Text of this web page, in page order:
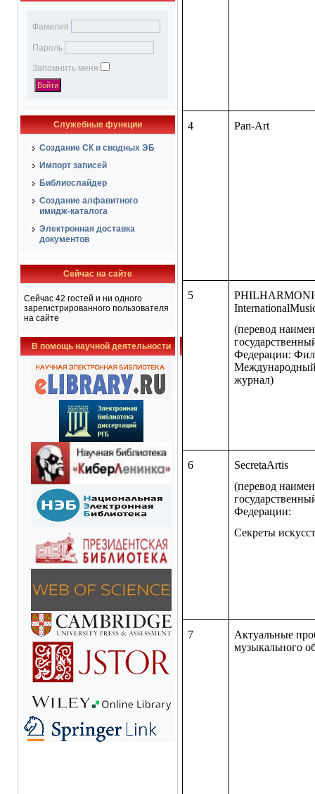
Фамилия
Пароль
Запомнить меня
Служебные функции
Создание СК и сводных ЭБ
Импорт записей
Библиослайдер
Создание алфавитного
имидж-каталога
Электронная доставка
документов
Сейчас на сайте
Сейчас 42 гостей и ни одного
зарегистрированного пользователя
на сайте
В помощь научной деятельности
4 Pan-Art
5
(перевод
Федерации:
журнал)
6
SecretaArtis
(перевод
Федерации:
Секреты
7
Актуальные
музыкального